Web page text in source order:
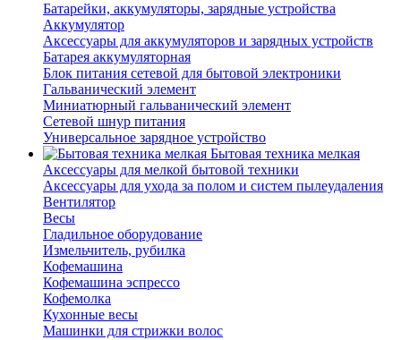
Батарейки, аккумуляторы, зарядные устройства
Аккумулятор
Аксессуары для аккумуляторов и зарядных устройств
Батарея аккумуляторная
Блок питания сетевой для бытовой электроники
Гальванический элемент
Миниатюрный гальванический элемент
Сетевой шнур питания
Универсальное зарядное устройство
Бытовая техника мелкая
Аксессуары для мелкой бытовой техники
Аксессуары для ухода за полом и систем пылеудаления
Вентилятор
Весы
Гладильное оборудование
Измельчитель, рубилка
Кофемашина
Кофемашина эспрессо
Кофемолка
Кухонные весы
Машинки для стрижки волос